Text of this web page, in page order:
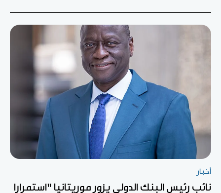
أخبار
نائب رئيس البنك الدولي يزور موريتانيا "استمرارا